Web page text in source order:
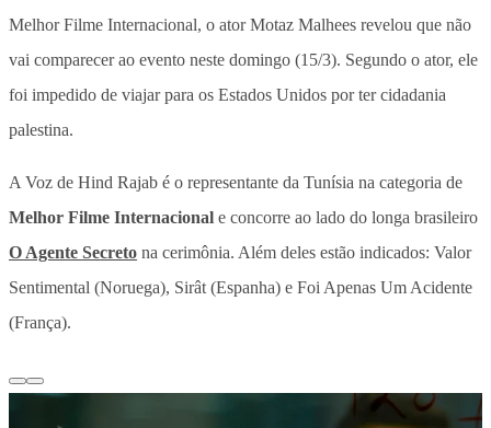
Melhor Filme Internacional, o ator Motaz Malhees revelou que não
vai comparecer ao evento neste domingo (15/3). Segundo o ator, ele
foi impedido de viajar para os Estados Unidos por ter cidadania
palestina.
A Voz de Hind Rajab é o representante da Tunísia na categoria de
Melhor Filme Internacional e concorre ao lado do longa brasileiro
O Agente Secreto na cerimônia. Além deles estão indicados: Valor
Sentimental (Noruega), Sirât (Espanha) e Foi Apenas Um Acidente
(França).